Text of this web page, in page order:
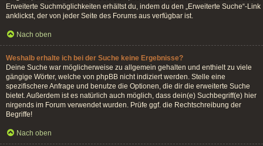
Erweiterte Suchmöglichkeiten erhältst du, indem du den „Erweiterte Suche“-Link
anklickst, der von jeder Seite des Forums aus verfügbar ist.
Nach oben
Weshalb erhalte ich bei der Suche keine Ergebnisse?
Deine Suche war möglicherweise zu allgemein gehalten und enthielt zu viele
gängige Wörter, welche von phpBB nicht indiziert werden. Stelle eine
spezifischere Anfrage und benutze die Optionen, die dir die erweiterte Suche
bietet. Außerdem ist es natürlich auch möglich, dass dein(e) Suchbegriff(e) hier
nirgends im Forum verwendet wurden. Prüfe ggf. die Rechtschreibung der
Begriffe!
Nach oben